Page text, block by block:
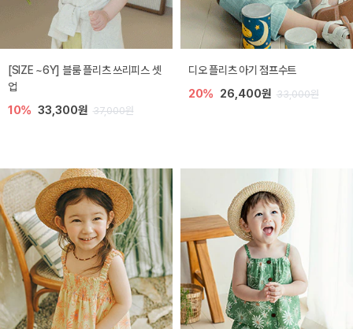
[SIZE ~6Y] 블룸 플리츠 쓰리피스 셋
업
10% 33,300원 37,000원
디오 플리츠 아기 점프수트
20% 26,400원 33,000원